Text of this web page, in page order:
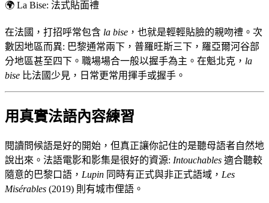
🌍 La Bise: 法式貼面禮
在法國，打招呼常包含 la bise ，也就是輕輕貼臉的親吻禮。次
數因地區而異: 巴黎通常兩下，普羅旺斯三下，羅亞爾河谷部
分地區甚至四下。職場場合一般以握手為主。在魁北克， la
bise 比法國少見，日常更常用揮手或握手。
用真實法語內容練習
閱讀問候語是好的開始，但真正讓你記住的是聽母語者自然地
說出來。法語電影和影集是很好的資源: Intouchables 適合聽較
隨意的巴黎口語， Lupin 同時有正式與非正式語域， Les
Misérables (2019) 則有城市俚語。